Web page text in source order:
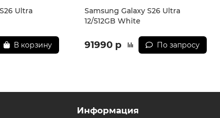
Ultra
В корзину
Samsung Galaxy S26 Ultra
12/512GB White
91990 р По запросу
Информация